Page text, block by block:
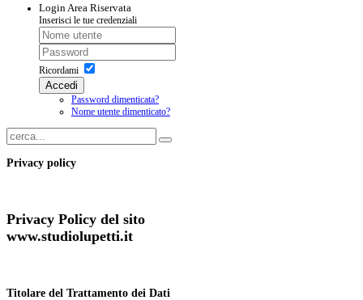
LoginArea Riservata
Inserisci le tue credenziali
Ricordami
Accedi
Password dimenticata?
Nome utente dimenticato?
Privacy policy
Privacy Policy del sito
www.studiolupetti.it
Titolare del Trattamento dei Dati